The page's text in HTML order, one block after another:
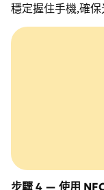
穩定握住手機,確
步驟 4 — 使用